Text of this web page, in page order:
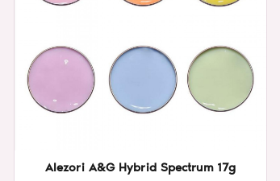
Alezori A&G Hybrid Spectrum 17g